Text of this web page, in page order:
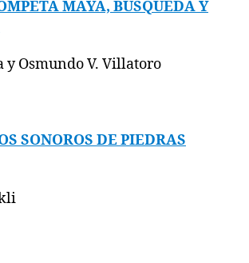
MAYA, BÚSQUEDA Y
y Osmundo V. Villatoro
SONOROS DE PIEDRAS